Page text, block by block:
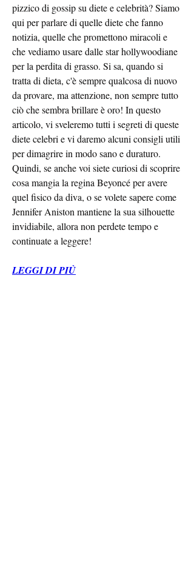
pizzico di gossip su diete e celebrità? Siamo
qui per parlare di quelle diete che fanno
notizia, quelle che promettono miracoli e
che vediamo usare dalle star hollywoodiane
per la perdita di grasso. Si sa, quando si
tratta di dieta, c'è sempre qualcosa di nuovo
da provare, ma attenzione, non sempre tutto
ciò che sembra brillare è oro! In questo
articolo, vi sveleremo tutti i segreti di queste
diete celebri e vi daremo alcuni consigli utili
per dimagrire in modo sano e duraturo.
Quindi, se anche voi siete curiosi di scoprire
cosa mangia la regina Beyoncé per avere
quel fisico da diva, o se volete sapere come
Jennifer Aniston mantiene la sua silhouette
invidiabile, allora non perdete tempo e
continuate a leggere!
LEGGI DI PIÙ